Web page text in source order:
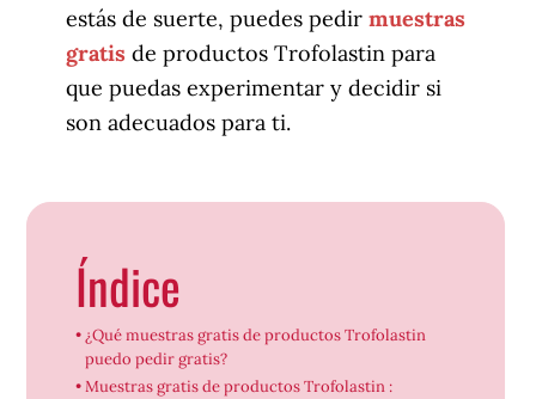
estás de suerte, puedes pedir muestras
gratis de productos Trofolastin para
que puedas experimentar y decidir si
son adecuados para ti.
Índice
¿Qué muestras gratis de productos Trofolastin
puedo pedir gratis?
Muestras gratis de productos Trofolastin :